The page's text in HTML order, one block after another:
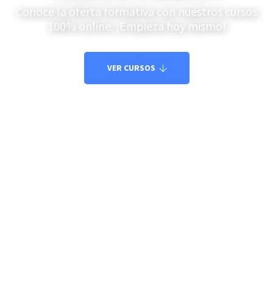
Conoce la oferta formativa con nuestros cursos
100% online. ¡Empieza hoy mismo!
VER CURSOS